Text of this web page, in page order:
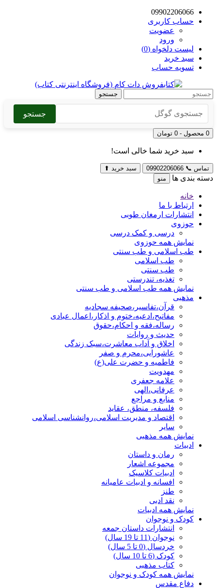
09902206066
حساب کاربری
عضویت
ورود
لیست دلخواه (0)
سبد خرید
تسویه حساب
جستجو
جستجو
0 محصول - 0 تومان
سبد خرید شما خالی است!
تماس 📞
09902206066 سبد خرید ⬆
دسته بندی ها منو
خانه
ارتباط با ما
انتشارات ارمغان طوبی
حوزوی
درسی و کمک درسی
نمایش همه حوزوی
طب اسلامی و طب سنتی
طب اسلامی
طب سنتی
تغذیه، تندرستی
نمایش همه طب اسلامی و طب سنتی
مذهبی
قرآن،تفاسیر،صحیفه سجادیه
مفاتیح،ادعیه،ختوم و اذکار،اعمال عبادی
رساله،فقه و احکام،حقوق
حدیث و روایات
اخلاق و آداب معاشرت،سبک زندگی
عاشورایی،محرم و صفر
فاطمیه و حضرت علی(ع)
مهدویت
علامه جعفری
عرفانی،الهی
منابع و مراجع
فلسفه، منطق، عقاید
اقتصاد و مدیریت اسلامی،روانشناسی اسلامی
سایر
نمایش همه مذهبی
ادبیات
رمان و داستان
مجموعه اشعار
ادبیات کلاسیک
افسانه و ادبیات عامیانه
طنز
نقد ادبی
نمایش همه ادبیات
کودک و نوجوان
انتشارات داستان جمعه
نوجوان (11 تا 19 سال)
خردسال (0 تا 5 سال)
کودک (6 تا 10 سال)
کتاب مذهبی
نمایش همه کودک و نوجوان
دفاع مقدس